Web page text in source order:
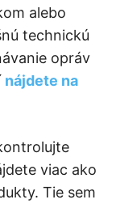
alebo
technickú
opráv
nájdete na
viac ako
Tie sem